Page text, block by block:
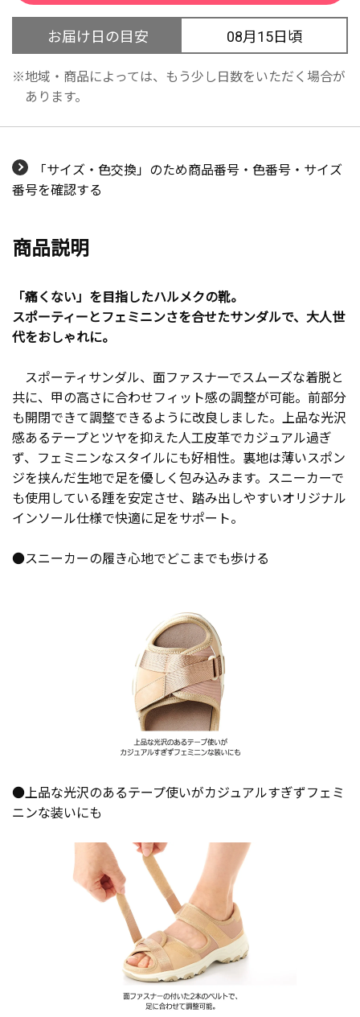
お届け日の目安 08月15日頃
地域・商品によっては、もう少し日数をいただく場合が
あります。
「サイズ・色交換」のため商品番号・色番号・サイズ
番号を確認する
商品説明
「痛くない」を目指したハルメクの靴。
スポーティーとフェミニンさを合せたサンダルで、大人世
代をおしゃれに。
スポーティサンダル、面ファスナーでスムーズな着脱と
共に、甲の高さに合わせフィット感の調整が可能。前部分
も開閉できて調整できるように改良しました。上品な光沢
感あるテープとツヤを抑えた人工皮革でカジュアル過ぎ
ず、フェミニンなスタイルにも好相性。裏地は薄いスポン
ジを挟んだ生地で足を優しく包み込みます。スニーカーで
も使用している踵を安定させ、踏み出しやすいオリジナル
インソール仕様で快適に足をサポート。
●スニーカーの履き心地でどこまでも歩ける
●上品な光沢のあるテープ使いがカジュアルすぎずフェミ
ニンな装いにも